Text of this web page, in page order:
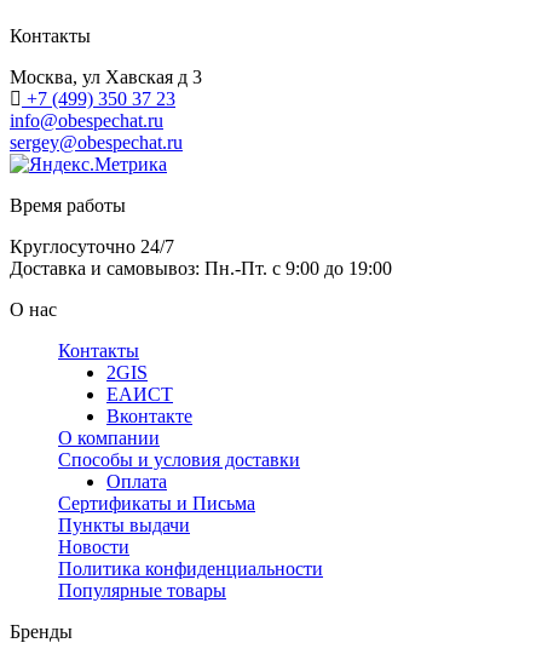
Контакты
Москва, ул Хавская д 3
+7 (499) 350 37 23
info@obespechat.ru
sergey@obespechat.ru
Время работы
Круглосуточно 24/7
Доставка и самовывоз: Пн.-Пт. с 9:00 до 19:00
О нас
Контакты
2GIS
ЕАИСТ
Вконтакте
О компании
Способы и условия доставки
Оплата
Сертификаты и Письма
Пункты выдачи
Новости
Политика конфиденциальности
Популярные товары
Бренды